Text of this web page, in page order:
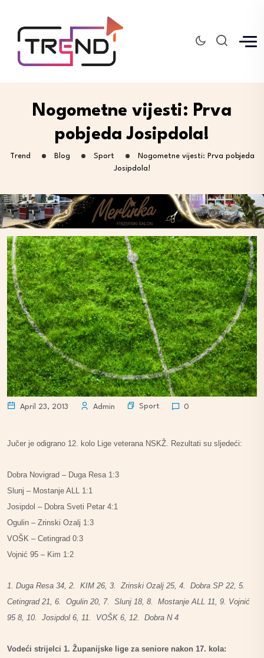
Nogometne vijesti: Prva
pobjeda Josipdola!
Trend Blog Sport
Nogometne vijesti: Prva pobjeda
Josipdola!
April 23, 2013 Admin Sport 0
Jučer je odigrano 12. kolo Lige veterana NSKŽ. Rezultati su sljedeći:
Dobra Novigrad – Duga Resa 1:3
Slunj – Mostanje ALL 1:1
Josipdol – Dobra Sveti Petar 4:1
Ogulin – Zrinski Ozalj 1:3
VOŠK – Cetingrad 0:3
Vojnić 95 – Kim 1:2
1. Duga Resa 34, 2. KIM 26, 3. Zrinski Ozalj 25, 4. Dobra SP 22, 5.
Cetingrad 21, 6. Ogulin 20, 7. Slunj 18, 8. Mostanje ALL 11, 9. Vojnić
95 8, 10. Josipdol 6, 11. VOŠK 6, 12. Dobra N 4
Vodeći strijelci 1. Županijske lige za seniore nakon 17. kola: